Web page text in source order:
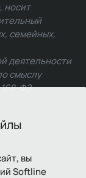
вы
Softline
носит
семейных,
деятельности
смыслу
ФЗ.